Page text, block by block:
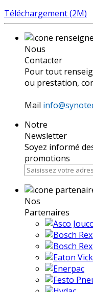
Téléchargement (2M)
Nous
Contacter
Pour tout
ou prestation,
Mail
Notre
Newsletter
Soyez informé
promotions
Nos
Partenaires